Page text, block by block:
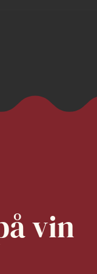
vin